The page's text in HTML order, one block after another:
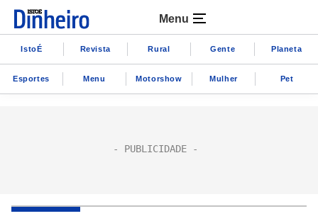
Menu
IstoÉ Revista Rural Gente Planeta
Esportes Menu Motorshow Mulher Pet